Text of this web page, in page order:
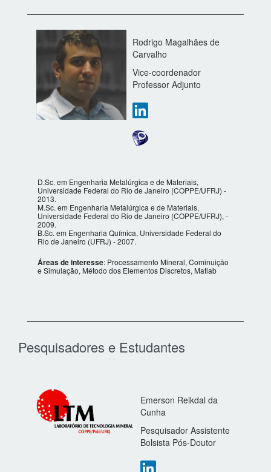
Rodrigo Magalhães de
Carvalho
Vice-coordenador
Professor Adjunto
D.Sc. em Engenharia Metalúrgica e de Materiais,
Universidade Federal do Rio de Janeiro (COPPE/UFRJ) -
2013.
M.Sc. em Engenharia Metalúrgica e de Materiais,
Universidade Federal do Rio de Janeiro (COPPE/UFRJ), -
2009.
B.Sc. em Engenharia Química, Universidade Federal do
Rio de Janeiro (UFRJ) - 2007.
Áreas de interesse: Processamento Mineral, Cominuição
e Simulação, Método dos Elementos Discretos, Matlab
Pesquisadores e Estudantes
Emerson Reikdal da
Cunha
Pesquisador Assistente
Bolsista Pós-Doutor